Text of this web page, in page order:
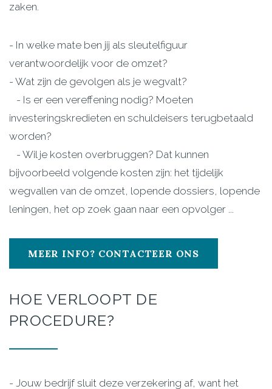
zaken.
- In welke mate ben jij als sleutelfiguur
verantwoordelijk voor de omzet?
- Wat zijn de gevolgen als je wegvalt?
- Is er een vereffening nodig? Moeten
investeringskredieten en schuldeisers terugbetaald
worden?
- Wil je kosten overbruggen? Dat kunnen
bijvoorbeeld volgende kosten zijn: het tijdelijk
wegvallen van de omzet, lopende dossiers, lopende
leningen, het op zoek gaan naar een opvolger ...
MEER INFO? CONTACTEER ONS
HOE VERLOOPT DE
PROCEDURE?
- Jouw bedrijf sluit deze verzekering af, want het